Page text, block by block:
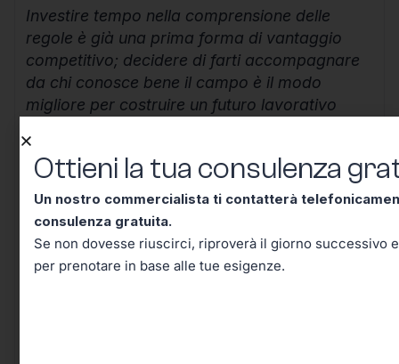
Investire tempo nella comprensione delle
regole è già una prima forma di vantaggio
competitivo; decidere di farti accompagnare
da chi conosce bene il campo è il modo
migliore per costruire un futuro lavorativo
Continua a informarti, resta aggiornato e
ricorda che ogni scelta ben ponderata oggi ti
mette al riparo domani.
Ottieni la tua consulenza
Un nostro commercialista ti contatterà
consulenza gratuita.
Se non dovesse riuscirci, riproverà il giorno successivo
per prenotare in base alle tue esigenze.